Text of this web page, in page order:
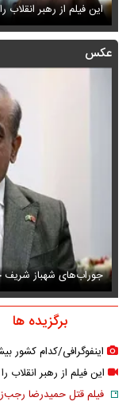
این فیلم از رهبر انقلاب
عکس
جوراب‌های شهباز شریف
برگزیده ها
اینفوگرافی/کدام کشور
این فیلم از رهبر انقلاب
فیلم قتل حمیدرضا